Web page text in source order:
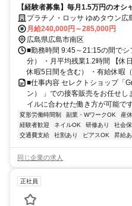
【経験者募集】毎月1.5万円のオ
連休取得OK！安心の環境で成長で
プラチノ・ロッサ ゆめタウン広
月給240,000円～285,000円
広島県広島市南区
■勤務時間 9:45～21:15の間で
分） ・月平均残業1.2時間 【休
休暇5日間を含む） ・有給休暇
■仕事内容 セレクトショップ「
ン） 」での接客販売をお任せし
イルに合わせた働き方が可能で
変形労働時間制 副業・WワークOK 産
経験者歓迎
ネイルOK 研修あり 社会
交通費支給
社割あり ピアスOK 昇給あ
同じ企業の求人
正社員